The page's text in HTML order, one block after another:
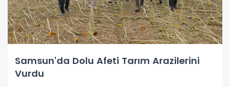
Samsun'da Dolu Afeti Tarım Arazilerini
Vurdu